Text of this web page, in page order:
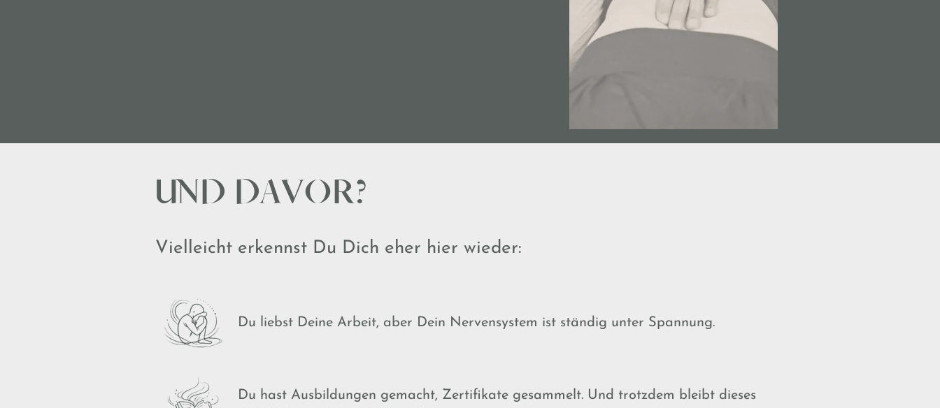
UND DAVOR?
Vielleicht erkennst Du Dich eher hier wieder:
Du liebst Deine Arbeit, aber Dein Nervensystem ist ständig unter Spannung.
Du hast Ausbildungen gemacht, Zertifikate gesammelt. Und trotzdem bleibt dieses